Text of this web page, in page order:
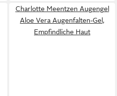
Charlotte Meentzen Augengel
Aloe Vera Augenfalten-Gel,
Empfindliche Haut